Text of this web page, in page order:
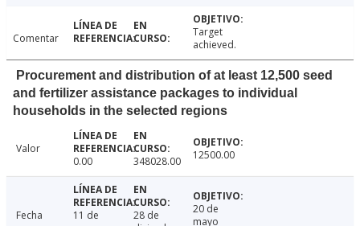
Comentar
Target
achieved.
Procurement and distribution of at least 12,500 seed
and fertilizer assistance packages to individual
households in the selected regions
Valor
0.00
348028.00 12500.00
Fecha
11 de
28 de
20 de
mayo